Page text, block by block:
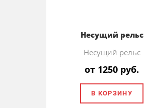
Несущий рельс
Несущий рельс
от 1250 руб.
В КОРЗИНУ